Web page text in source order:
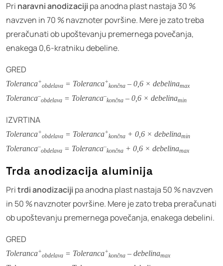
Pri naravni anodizaciji pa anodna plast nastaja 30 %
navzven in 70 % navznoter površine. Mere je zato treba
preračunati ob upoštevanju premernega povečanja,
enakega 0,6-kratniku debeline.
GRED
Toleranca+
obdelava = Toleranca+
končna – 0,6 × debelinamax
Toleranca–
obdelava = Toleranca–
končna – 0,6 × debelinamin
IZVRTINA
Toleranca+
obdelava = Toleranca+
končna + 0,6 × debelinamin
Toleranca–
obdelava = Toleranca–
končna + 0,6 × debelinamax
Trda anodizacija aluminija
Pritrdi anodizaciji pa anodna plast nastaja 50 % navzven
in 50 % navznoter površine. Mere je zato treba preračunati
ob upoštevanju premernega povečanja, enakega debelini.
GRED
Toleranca+
obdelava = Toleranca+
končna – debelinamax